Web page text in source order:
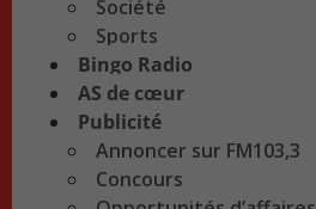
Société
Sports
Bingo Radio
AS de cœur
Publicité
Annoncer sur FM103,3
Concours